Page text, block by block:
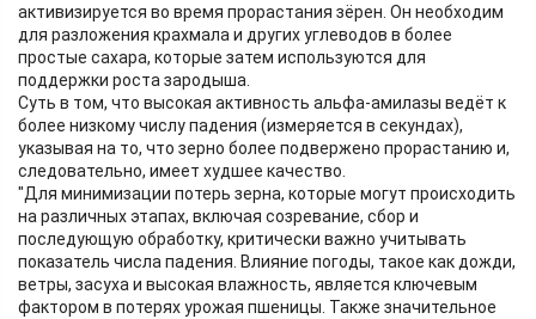
активизируется во время прорастания зёрен. Он необходим
для разложения крахмала и других углеводов в более
простые сахара, которые затем используются для
поддержки роста зародыша.
Суть в том, что высокая активность альфа-амилазы ведёт к
более низкому числу падения (измеряется в секундах),
указывая на то, что зерно более подвержено прорастанию и,
следовательно, имеет худшее качество.
"Для минимизации потерь зерна, которые могут происходить
на различных этапах, включая созревание, сбор и
последующую обработку, критически важно учитывать
показатель числа падения. Влияние погоды, такое как дожди,
ветры, засуха и высокая влажность, является ключевым
фактором в потерях урожая пшеницы. Также значительное